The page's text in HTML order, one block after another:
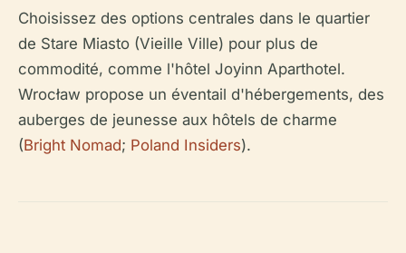
Choisissez des options centrales dans le quartier
de Stare Miasto (Vieille Ville) pour plus de
commodité, comme l'hôtel Joyinn Aparthotel.
Wrocław propose un éventail d'hébergements, des
auberges de jeunesse aux hôtels de charme
(Bright Nomad; Poland Insiders).